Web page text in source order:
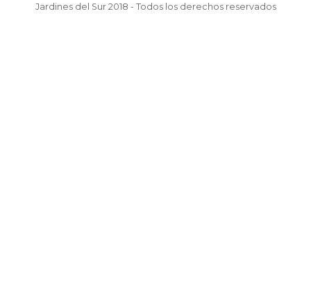
Jardines del Sur 2018 - Todos los derechos reservados